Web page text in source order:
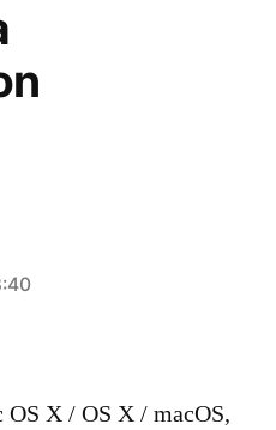
X / OS X / macOS,